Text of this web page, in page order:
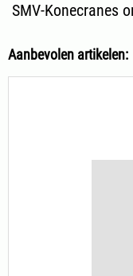
SMV-Konecranes
Aanbevolen artikelen: